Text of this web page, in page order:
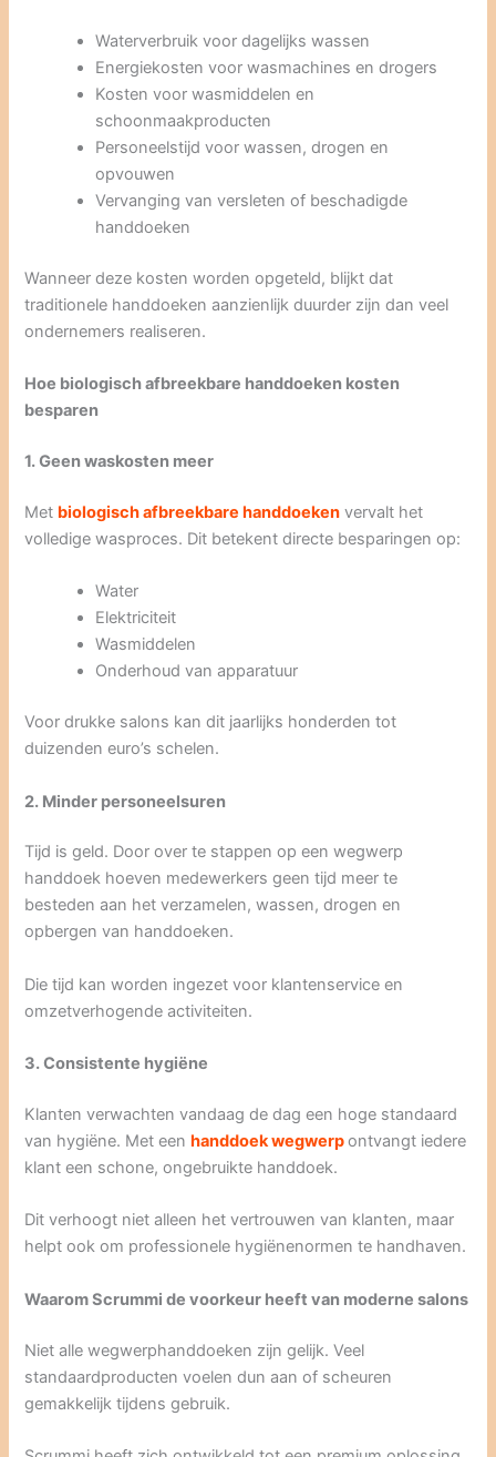
Waterverbruik voor dagelijks wassen
Energiekosten voor wasmachines en drogers
Kosten voor wasmiddelen en
schoonmaakproducten
Personeelstijd voor wassen, drogen en
opvouwen
Vervanging van versleten of beschadigde
handdoeken
Wanneer deze kosten worden opgeteld, blijkt dat
traditionele handdoeken aanzienlijk duurder zijn dan veel
ondernemers realiseren.
Hoe biologisch afbreekbare handdoeken kosten
besparen
1. Geen waskosten meer
Met biologisch afbreekbare handdoeken vervalt het
volledige wasproces. Dit betekent directe besparingen op:
Water
Elektriciteit
Wasmiddelen
Onderhoud van apparatuur
Voor drukke salons kan dit jaarlijks honderden tot
duizenden euro’s schelen.
2. Minder personeelsuren
Tijd is geld. Door over te stappen op een wegwerp
handdoek hoeven medewerkers geen tijd meer te
besteden aan het verzamelen, wassen, drogen en
opbergen van handdoeken.
Die tijd kan worden ingezet voor klantenservice en
omzetverhogende activiteiten.
3. Consistente hygiëne
Klanten verwachten vandaag de dag een hoge standaard
van hygiëne. Met eenhanddoek wegwerpontvangt iedere
klant een schone, ongebruikte handdoek.
Dit verhoogt niet alleen het vertrouwen van klanten, maar
helpt ook om professionele hygiënenormen te handhaven.
Waarom Scrummi de voorkeur heeft van moderne salons
Niet alle wegwerphanddoeken zijn gelijk. Veel
standaardproducten voelen dun aan of scheuren
gemakkelijk tijdens gebruik.